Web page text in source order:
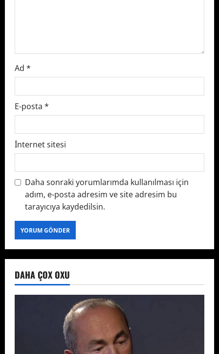
Ad *
E-posta *
İnternet sitesi
Daha sonraki yorumlarımda kullanılması için
adım, e-posta adresim ve site adresim bu
tarayıcıya kaydedilsin.
DAHA ÇOX OXU